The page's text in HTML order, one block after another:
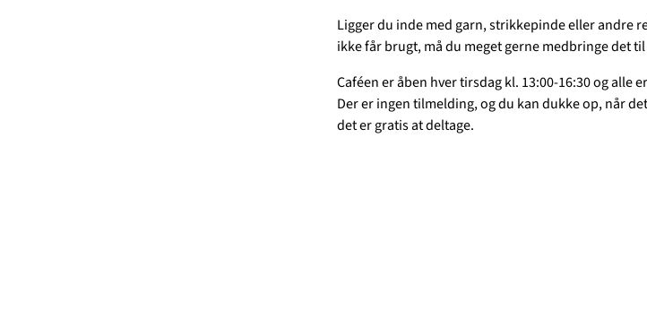
Ligger du inde med garn, strikkepinde eller andre
ikke får brugt, må du meget gerne medbringe det
Caféen er åben hver tirsdag kl. 13:00-16:30 og alle
Der er ingen tilmelding, og du kan dukke op, når
det er gratis at deltage.